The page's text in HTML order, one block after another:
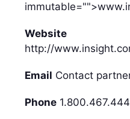
Website
http://
Email Contact
Phone